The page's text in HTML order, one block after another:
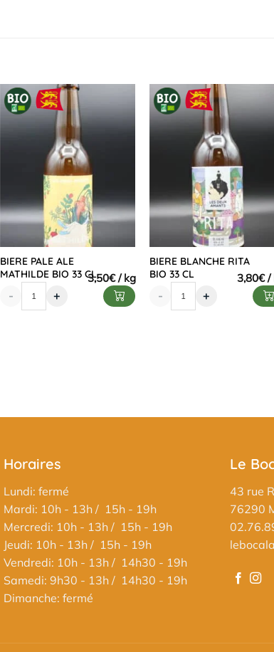
BIERE PALE ALE
MATHILDE BIO 33 CL3,50€
-
+
BIERE BLANCHE RITA
BIO 33 CL
3,80€
-
+
Horaires
Lundi: fermé
Mardi: 10h - 13h / 15h - 19h
Mercredi: 10h - 13h / 15h - 19h
Jeudi: 10h - 13h / 15h - 19h
Vendredi: 10h - 13h / 14h30 - 19h
Samedi: 9h30 - 13h / 14h30 - 19h
Dimanche: fermé
Le
43 rue
76290